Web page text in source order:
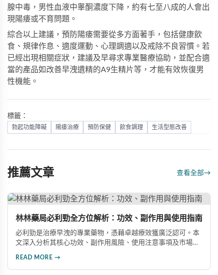
腺中毒，男性血液中睾酮濃度下降，約有七至八成的人會出
現陽痿或不育問題。
綜合以上建議，預防陽痿需要從多方面著手，包括健康飲
食、規律作息、適度運動、心理調適以及戒除不良習慣。若
已經出現相關症狀，建議及早尋求專業醫療協助，並配合適
當的產品如 改善早洩遺精的A9生精片等，才能有效恢復男
性機能。
標籤：
勃起功能障礙 陽痿治療 預防保健 飲食調理 生活型態改善
推薦文章 查看全部→
林林藥局必利勁全方位解析：功效、副作用與使用指南
必利勁是治療早洩的專業藥物，憑藉卓越療效獲廣泛認可。本
文深入分析其核心功效、副作用風險、使用注意事項及市場發
READ MORE →